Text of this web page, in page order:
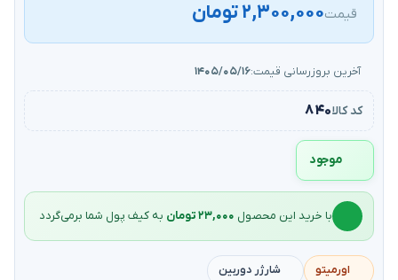
قیمت۲,۳۰۰,۰۰۰ تومان
آخرین بروزرسانی قیمت:۱۴۰۵/۰۵/۱۶
کد کالا۸۴۰
موجود
با خرید این محصول ۲۳,۰۰۰ تومان به کیف‌ پول شما برمی‌گردد
اورمیتو شارژر دوربین